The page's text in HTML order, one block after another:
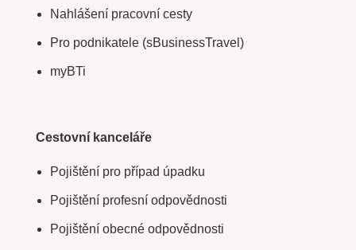
Nahlášení pracovní cesty
Pro podnikatele (sBusinessTravel)
myBTi
Cestovní kanceláře
Pojištění pro případ úpadku
Pojištění profesní odpovědnosti
Pojištění obecné odpovědnosti